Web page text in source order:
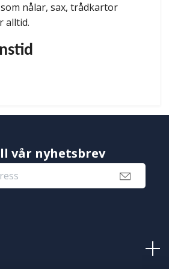
nålar, sax, trådkartor
alltid.
vår nyhetsbrev